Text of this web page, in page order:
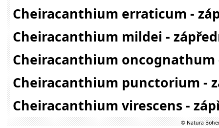
Cheiracanthium erraticum -
Cheiracanthium mildei -
Cheiracanthium
Cheiracanthium punctorium -
Cheiracanthium virescens -
© Natura